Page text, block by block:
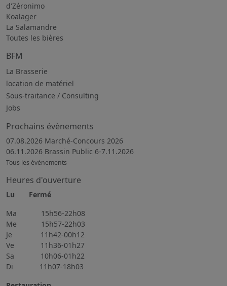
d'Zéronimo
Koalager
La Salamandre
Toutes les bières
BFM
La Brasserie
location de matériel
Sous-traitance / Consulting
Jobs
Prochains évènements
07.08.2026 Marché-Concours 2026
06.11.2026 Brassin Public 6-7.11.2026
Tous les évènements
Heures d'ouverture
Lu Fermé
Ma 15h56-22h08
Me 15h57-22h03
Je 11h42-00h12
Ve 11h36-01h27
Sa 10h06-01h22
Di 11h07-18h03